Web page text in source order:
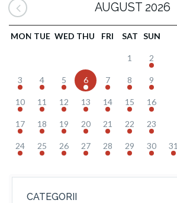
AUGUST 2026
MON TUE WED THU FRI SAT SUN
1 2
3 4 5 6 7 8 9
10 11 12 13 14 15 16
17 18 19 20 21 22 23
24 25 26 27 28 29 30 31
CATEGORII